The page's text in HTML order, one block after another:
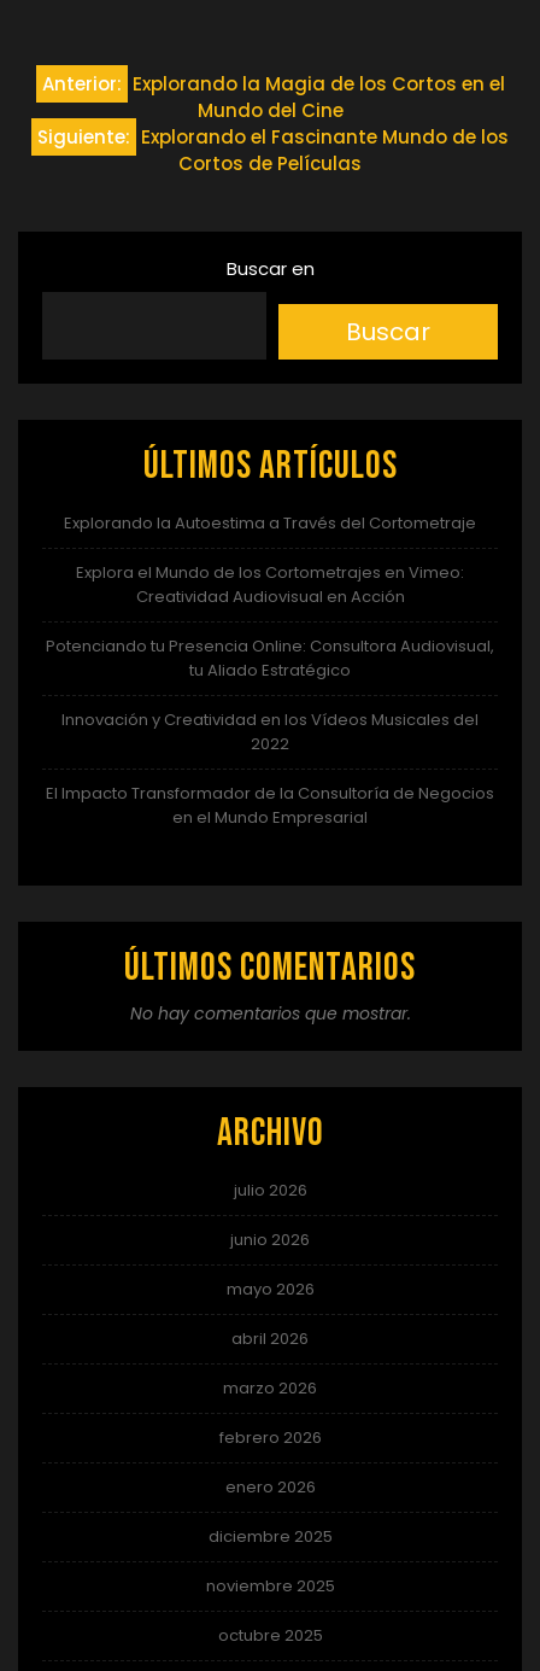
Navegación
de
Anterior: Explorando la Magia de los Cortos en el
Mundo del Cine
Siguiente: Explorando el Fascinante Mundo de los
Cortos de Películas
Buscar en
Buscar
Últimos artículos
Explorando la Autoestima a Través del Cortometraje
Explora el Mundo de los Cortometrajes en Vimeo:
Creatividad Audiovisual en Acción
Potenciando tu Presencia Online: Consultora Audiovisual,
tu Aliado Estratégico
Innovación y Creatividad en los Vídeos Musicales del
2022
El Impacto Transformador de la Consultoría de Negocios
en el Mundo Empresarial
Últimos comentarios
No hay comentarios que mostrar.
Archivo
julio 2026
junio 2026
mayo 2026
abril 2026
marzo 2026
febrero 2026
enero 2026
diciembre 2025
noviembre 2025
octubre 2025